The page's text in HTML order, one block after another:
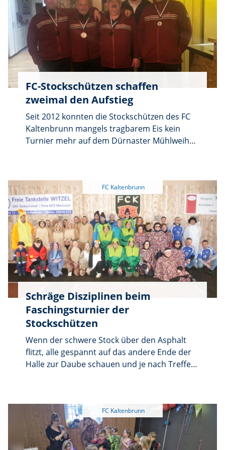
aber auch hier kann der FC derzeit nur einen
Spieler stellen.
beeindruckt. Wir sind auf das bisher
Geleistete sehr stolz, da der Großteil mit
12000 Arbeitsstunden in Eigenleistung
erbracht wurde.” Laut Malzer sind nur noch
Restarbeiten offen. Er dankte allen Helfern
und Gönnern. Eine Eröffnungsfeier wird
geplant.
FC-Stockschützen schaffen
zweimal den Aufstieg
Seit 2012 konnten die Stockschützen des FC
Kaltenbrunn mangels tragbarem Eis kein
Turnier mehr auf dem Dürnaster Mühlweiher
Stockhalle mit drei Asphaltbahnen geschätzt,
die wetterunabhängig ganzjährig nicht nur
wöchentliche Trainingsmöglichkeiten bietet.
Schräge Disziplinen beim
Faschingsturnier der
Stockschützen
Wenn der schwere Stock über den Asphalt
flitzt, alle gespannt auf das andere Ende der
Halle zur Daube schauen und je nach Treffer
Die Gaudi stand im Vordergrund. In sich
hatten es die „Zielwasser-Nachschübe“.
Sieger wurde der Dürnaster Stammtisch „Gut